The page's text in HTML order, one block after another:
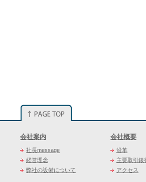
会社案内
社長message
経営理念
弊社の設備について
会社概要
沿革
主要取引銀
アクセス